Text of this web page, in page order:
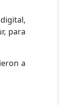
para
a